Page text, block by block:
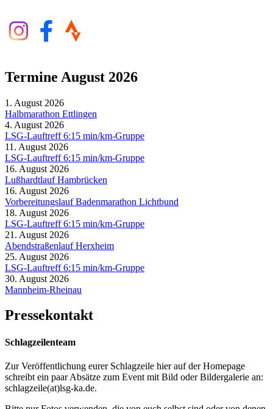
Termine August 2026
1. August 2026
Halbmarathon Ettlingen
4. August 2026
LSG-Lauftreff 6:15 min/km-Gruppe
11. August 2026
LSG-Lauftreff 6:15 min/km-Gruppe
16. August 2026
Lußhardtlauf Hambrücken
16. August 2026
Vorbereitungslauf Badenmarathon Lichtbund
18. August 2026
LSG-Lauftreff 6:15 min/km-Gruppe
21. August 2026
Abendstraßenlauf Herxheim
25. August 2026
LSG-Lauftreff 6:15 min/km-Gruppe
30. August 2026
Mannheim-Rheinau
Pressekontakt
Schlagzeilenteam
Zur Veröffentlichung eurer Schlagzeile hier auf der Homepage
schreibt ein paar Absätze zum Event mit Bild oder Bildergalerie an:
schlagzeile(at)lsg-ka.de.